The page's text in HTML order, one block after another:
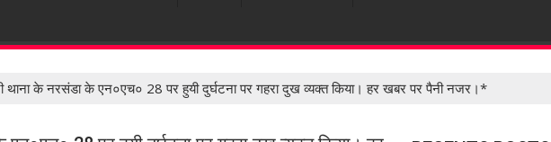
के नरसंडा के एन०एच० 28 पर हुयी दुर्घटना पर गहरा दुख व्यक्त किया। हर खबर पर पैनी नजर।*